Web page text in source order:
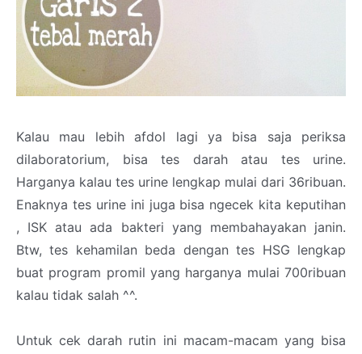
Kalau mau lebih afdol lagi ya bisa saja periksa
dilaboratorium, bisa tes darah atau tes urine.
Harganya kalau tes urine lengkap mulai dari 36ribuan.
Enaknya tes urine ini juga bisa ngecek kita keputihan
, ISK atau ada bakteri yang membahayakan janin.
Btw, tes kehamilan beda dengan tes HSG lengkap
buat program promil yang harganya mulai 700ribuan
kalau tidak salah ^^.
Untuk cek darah rutin ini macam-macam yang bisa